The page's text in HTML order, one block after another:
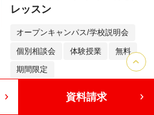
レッスン
オープンキャンパス/学校説明会
個別相談会 体験授業 無料
期間限定
詳しくみる
資料請求